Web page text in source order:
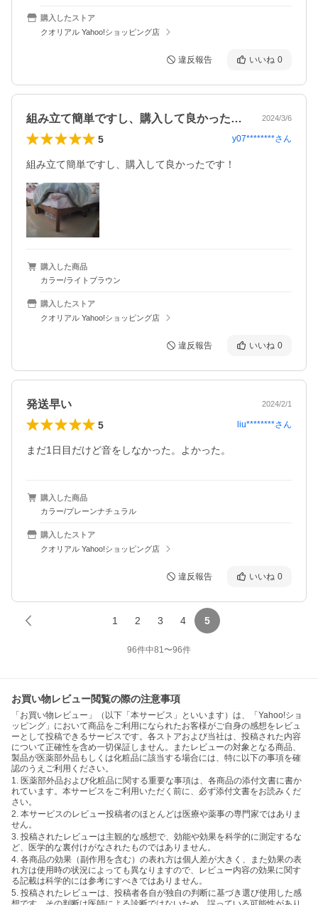
購入したストア
クオリアル Yahoo!ショッピング店
違反報告 いいね 0
組み立て簡単ですし、購入して良かったで… 2024/3/6
5 y07********さん
組み立て簡単ですし、購入して良かったです！
購入した商品
カラー/ライトブラウン
購入したストア
クオリアル Yahoo!ショッピング店
違反報告 いいね 0
発送早い 2024/2/1
5 liu********さん
まだ1日目だけど音をしなかった。よかった。
購入した商品
カラー/プレーンナチュラル
購入したストア
クオリアル Yahoo!ショッピング店
違反報告 いいね 0
1 2 3 4 5
96件中81〜96件
お買い物レビュー閲覧の際の注意事項
「お買い物レビュー」（以下「本サービス」といいます）は、「Yahoo!ショ
ッピング」において商品をご利用になられたお客様がご自身の感想をレビュ
ーとして投稿できるサービスです。各ストアおよび当社は、投稿された内容
について正確性を含め一切保証しません。またレビューの対象となる商品、
製品が医薬部外品もしくは化粧品に該当する場合には、特に以下の事項を確
認のうえご利用ください。
1. 医薬部外品および化粧品に関する重要な事項は、各商品の添付文書に書か
れています。本サービスをご利用いただく前に、必ず添付文書をお読みくだ
さい。
2. 本サービスのレビュー投稿者のほとんどは医療や薬事の専門家ではありま
せん。
3. 投稿されたレビューは主観的な感想で、効能や効果を科学的に測定するな
ど、医学的な裏付けがなされたものではありません。
4. 各商品の効果（副作用を含む）の表れ方は個人差が大きく、また効果の表
れ方は使用時の状況によっても異なりますので、レビュー内容の効果に関す
る記載は科学的には参考にすべきではありません。
5. 投稿されたレビューは、投稿者各自が独自の判断に基づき選び使用した感